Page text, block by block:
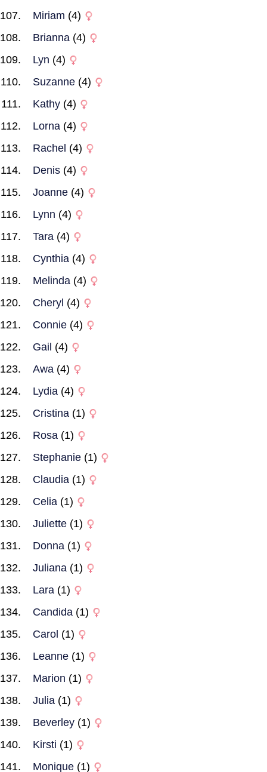
Miriam (4)
Brianna (4)
Lyn (4)
Suzanne (4)
Kathy (4)
Lorna (4)
Rachel (4)
Denis (4)
Joanne (4)
Lynn (4)
Tara (4)
Cynthia (4)
Melinda (4)
Cheryl (4)
Connie (4)
Gail (4)
Awa (4)
Lydia (4)
Cristina (1)
Rosa (1)
Stephanie (1)
Claudia (1)
Celia (1)
Juliette (1)
Donna (1)
Juliana (1)
Lara (1)
Candida (1)
Carol (1)
Leanne (1)
Marion (1)
Julia (1)
Beverley (1)
Kirsti (1)
Monique (1)